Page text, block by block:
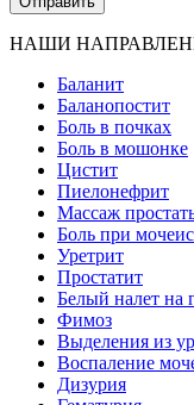
НАШИ
Баланит
Баланопостит
Боль в почках
Боль в мошонке
Цистит
Пиелонефрит
Массаж
Боль при
Уретрит
Простатит
Белый налет на
Фимоз
Выделения из
Воспаление
Дизурия